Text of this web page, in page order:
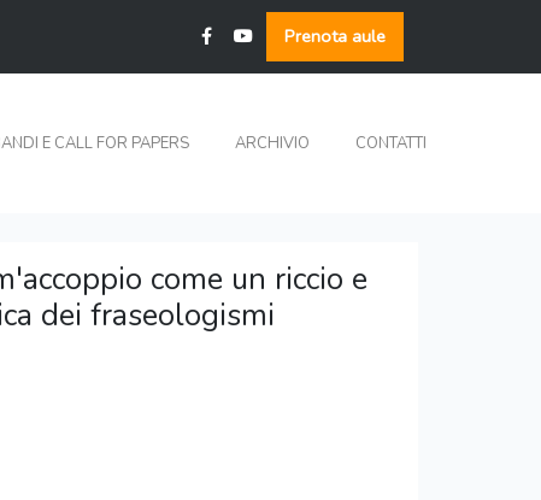
Prenota aule
E CALL FOR PAPERS ARCHIVIO CONTATTI
come un riccio e
dei fraseologismi